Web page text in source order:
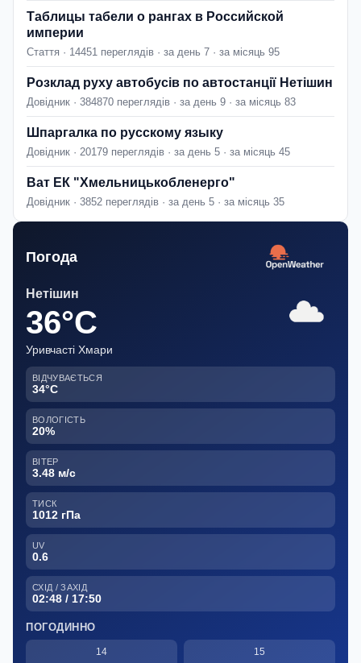
Таблицы табели о рангах в Российской
империи
Стаття · 14451 переглядів · за день 7 · за місяць 95
Розклад руху автобусів по автостанції Нетішин
Довідник · 384870 переглядів · за день 9 · за місяць 83
Шпаргалка по русскому языку
Довідник · 20179 переглядів · за день 5 · за місяць 45
Ват ЕК "Хмельницькобленерго"
Довідник · 3852 переглядів · за день 5 · за місяць 35
Погода
Нетішин
36°C
Уривчасті Хмари
ВІДЧУВАЄТЬСЯ
34°C
ВОЛОГІСТЬ
20%
ВІТЕР
3.48 м/с
ТИСК
1012 гПа
UV
0.6
СХІД / ЗАХІД
02:48 / 17:50
ПОГОДИННО
14 15